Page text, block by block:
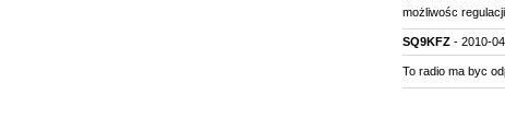
możliwośc
SQ9KFZ- 2010-
To radio ma byc